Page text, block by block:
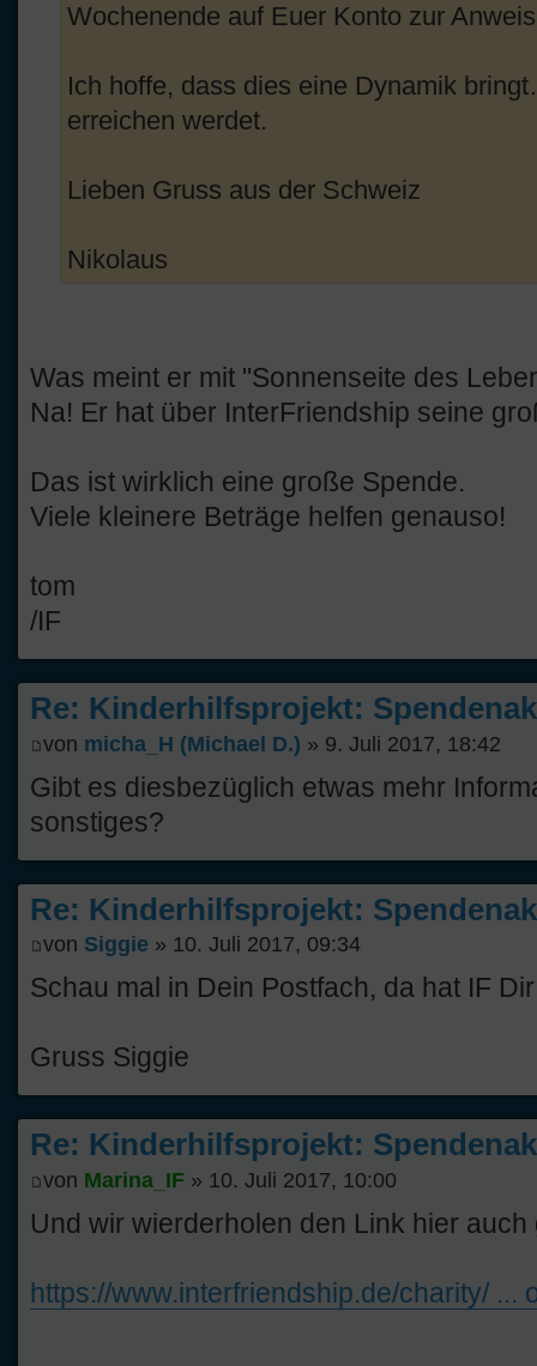
Wochenende auf Euer Konto zur
Ich hoffe, dass dies eine Dynamik
erreichen werdet.
Lieben Gruss aus der Schweiz
Nikolaus
Was meint er mit "Sonnenseite des
Na! Er hat über InterFriendship seine
Das ist wirklich eine große Spende.
Viele kleinere Beträge helfen genauso!
tom
/IF
Re: Kinderhilfsprojekt:
von micha_H (Michael D.) » 9. Juli 2017, 18:42
Gibt es diesbezüglich etwas mehr
sonstiges?
Re: Kinderhilfsprojekt:
von Siggie » 10. Juli 2017, 09:34
Schau mal in Dein Postfach, da hat IF
Gruss Siggie
Re: Kinderhilfsprojekt:
von Marina_IF » 10. Juli 2017, 10:00
Und wir wierderholen den Link hier
https://www.interfriendship.de/charity/ ...